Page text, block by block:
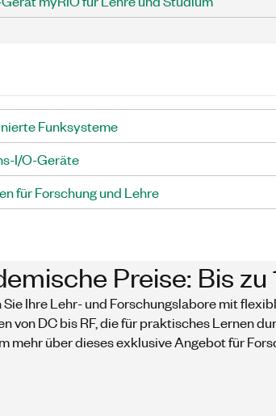
Funksysteme
I/O-Geräte
für Forschung und Lehre
Preise: Bis zu
Sie Ihre Lehr- und Forschungslabore mit
von DC bis RF, die für praktisches Lernen
mehr über dieses exklusive Angebot für